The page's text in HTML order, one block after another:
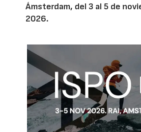
Ámsterdam, del 3 al 5 de
2026.